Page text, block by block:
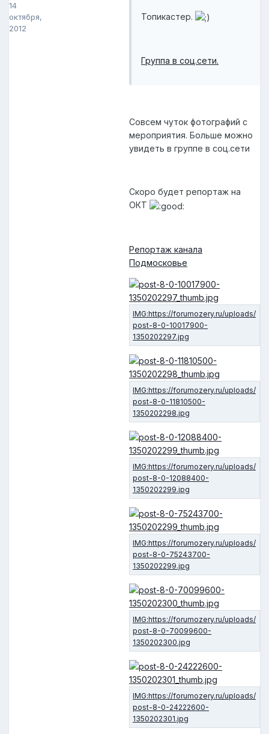
14
октября,
2012
Топикастер.
Группа в соц.сети.
Совсем чуток фотографий с
мероприятия. Больше можно
увидеть в группе в соц.сети
Скоро будет репортаж на
ОКТ
Репортаж канала
Подмосковье